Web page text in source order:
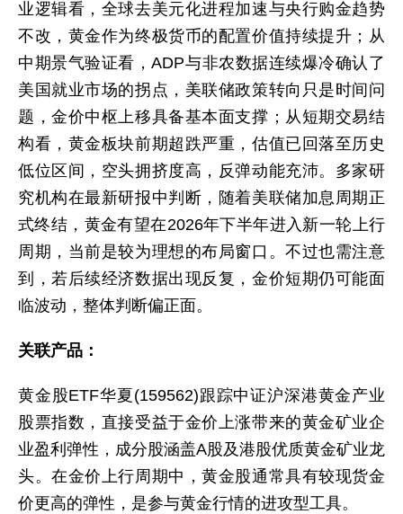
业逻辑看，全球去美元化进程加速与央行购金趋势
不改，黄金作为终极货币的配置价值持续提升；从
中期景气验证看，ADP与非农数据连续爆冷确认了
美国就业市场的拐点，美联储政策转向只是时间问
题，金价中枢上移具备基本面支撑；从短期交易结
构看，黄金板块前期超跌严重，估值已回落至历史
低位区间，空头拥挤度高，反弹动能充沛。多家研
究机构在最新研报中判断，随着美联储加息周期正
式终结，黄金有望在2026年下半年进入新一轮上行
周期，当前是较为理想的布局窗口。不过也需注意
到，若后续经济数据出现反复，金价短期仍可能面
临波动，整体判断偏正面。
关联产品：
黄金股ETF华夏(159562)跟踪中证沪深港黄金产业
股票指数，直接受益于金价上涨带来的黄金矿业企
业盈利弹性，成分股涵盖A股及港股优质黄金矿业龙
头。在金价上行周期中，黄金股通常具有较现货金
价更高的弹性，是参与黄金行情的进攻型工具。